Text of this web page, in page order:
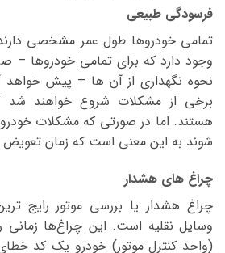
فرسودگی طبیعی
تمامی خودروها طول عمر مشخصی
وجود دارد که برای تمامی خودروها –
نحوه نگهداری از آن ها – پیش خواهد
برخی از مشکلات شروع خواهند شد
هستند. اما در صورتی که مشکلات خودرو
شوند به این معنی است که زمان تعویض
چراغ های هشدار
چراغ هشدار یا بررسی موتور رایج
(واحد کنترل موتور) خودرو یک کد